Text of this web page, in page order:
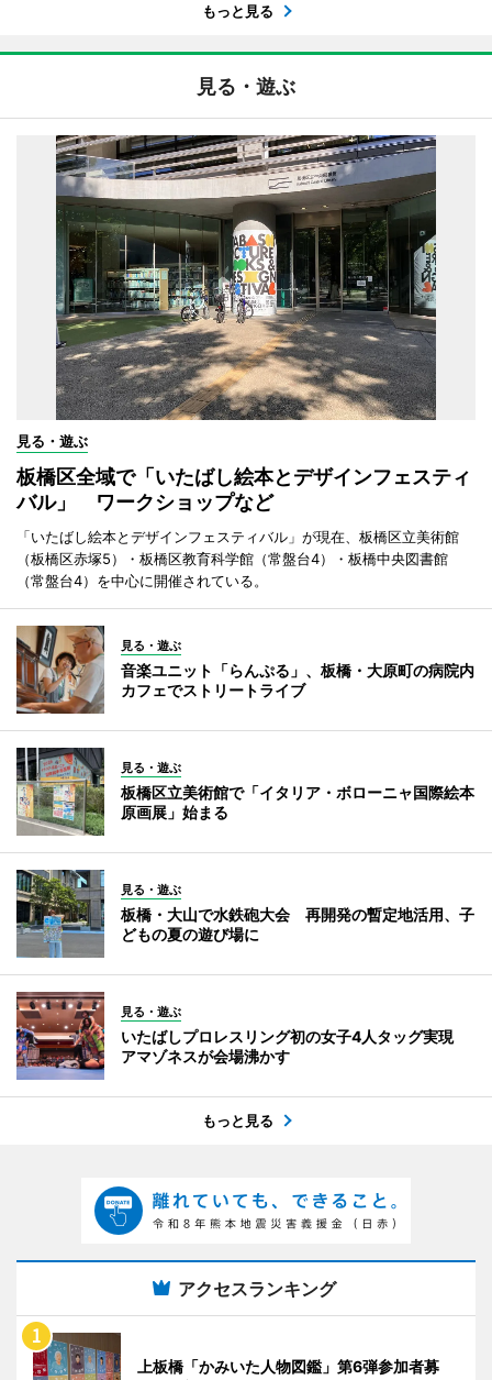
もっと見る
見る・遊ぶ
見る・遊ぶ
板橋区全域で「いたばし絵本とデザインフェスティ
バル」 ワークショップなど
「いたばし絵本とデザインフェスティバル」が現在、板橋区立美術館
（板橋区赤塚5）・板橋区教育科学館（常盤台4）・板橋中央図書館
（常盤台4）を中心に開催されている。
見る・遊ぶ
音楽ユニット「らんぷる」、板橋・大原町の病院内
カフェでストリートライブ
見る・遊ぶ
板橋区立美術館で「イタリア・ボローニャ国際絵本
原画展」始まる
見る・遊ぶ
板橋・大山で水鉄砲大会 再開発の暫定地活用、子
どもの夏の遊び場に
見る・遊ぶ
いたばしプロレスリング初の女子4人タッグ実現
アマゾネスが会場沸かす
もっと見る
アクセスランキング
上板橋「かみいた人物図鑑」第6弾参加者募